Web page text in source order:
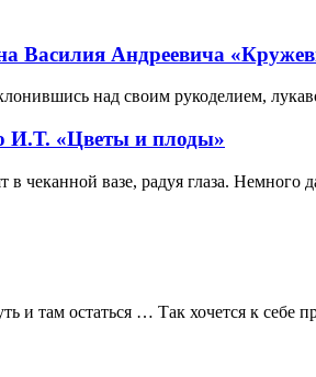
Василия Андреевича
над своим рукоделием,
И.Т. «Цветы и плоды»
вазе, радуя глаза. Немного
и там остаться … Так хочется к себе